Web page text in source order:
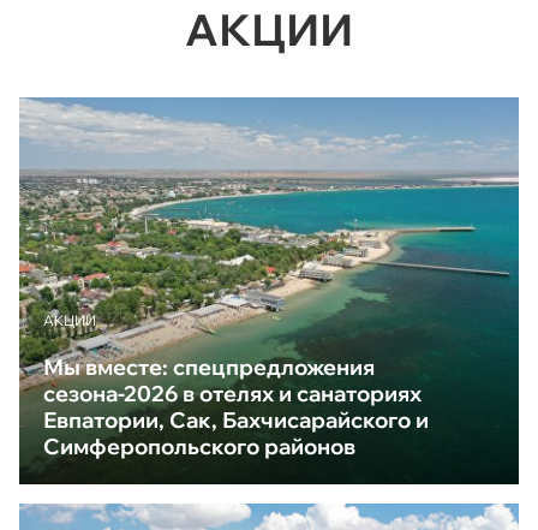
АКЦИИ
АКЦИИ
Мы вместе: спецпредложения
сезона-2026 в отелях и санаториях
Евпатории, Сак, Бахчисарайского и
Симферопольского районов